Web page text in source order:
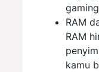
RAM
RAM
kamu